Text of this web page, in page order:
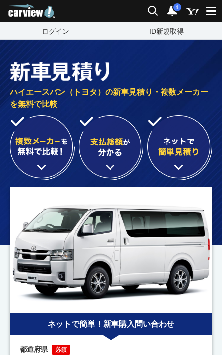
検索 通知
i
ログイン ID新規取得
ハイエースバン（トヨタ）の新車見積り・複数メーカー
を無料で比較
ネットで簡単！新車購入問い合わせ
都道府県 必須